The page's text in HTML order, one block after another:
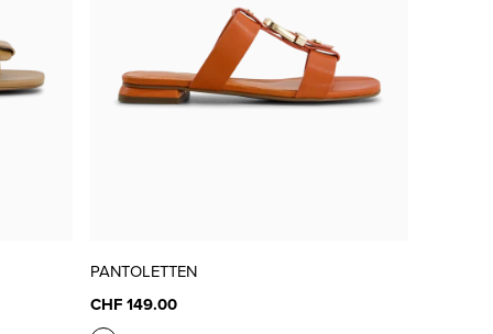
PANTOLETTEN
CHF 149.00